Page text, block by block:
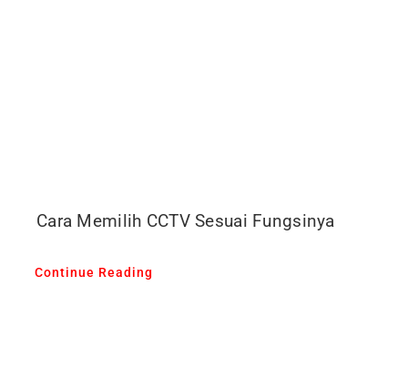
Cara Memilih CCTV Sesuai Fungsinya
Continue Reading